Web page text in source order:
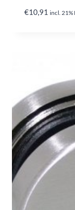
€10,91 incl. 21%